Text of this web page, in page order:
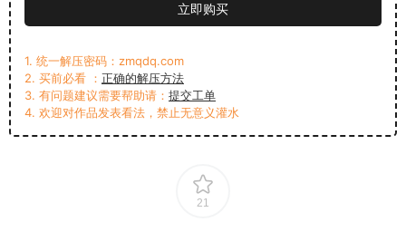
立即购买
1. 统一解压密码：zmqdq.com
2. 买前必看 ： 正确的解压方法
3. 有问题建议需要帮助请： 提交工单
4. 欢迎对作品发表看法，禁止无意义灌水
21